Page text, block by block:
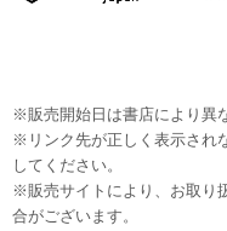
※販売開始日は書店により異
※リンク先が正しく表示され
してください。
※販売サイトにより、お取り
合がございます。